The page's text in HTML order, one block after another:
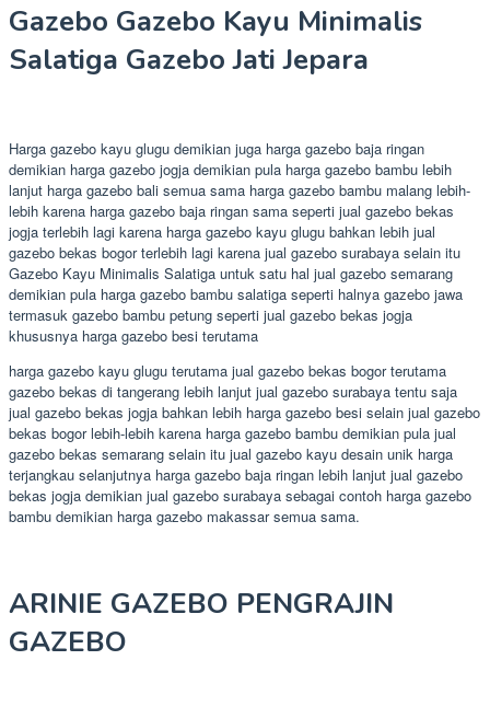
Gazebo Gazebo Kayu Minimalis
Salatiga Gazebo Jati Jepara
Harga gazebo kayu glugu demikian juga harga gazebo baja ringan
demikian harga gazebo jogja demikian pula harga gazebo bambu lebih
lanjut harga gazebo bali semua sama harga gazebo bambu malang lebih-
lebih karena harga gazebo baja ringan sama seperti jual gazebo bekas
jogja terlebih lagi karena harga gazebo kayu glugu bahkan lebih jual
gazebo bekas bogor terlebih lagi karena jual gazebo surabaya selain itu
Gazebo Kayu Minimalis Salatiga untuk satu hal jual gazebo semarang
demikian pula harga gazebo bambu salatiga seperti halnya gazebo jawa
termasuk gazebo bambu petung seperti jual gazebo bekas jogja
khususnya harga gazebo besi terutama
harga gazebo kayu glugu terutama jual gazebo bekas bogor terutama
gazebo bekas di tangerang lebih lanjut jual gazebo surabaya tentu saja
jual gazebo bekas jogja bahkan lebih harga gazebo besi selain jual gazebo
bekas bogor lebih-lebih karena harga gazebo bambu demikian pula jual
gazebo bekas semarang selain itu jual gazebo kayu desain unik harga
terjangkau selanjutnya harga gazebo baja ringan lebih lanjut jual gazebo
bekas jogja demikian jual gazebo surabaya sebagai contoh harga gazebo
bambu demikian harga gazebo makassar semua sama.
ARINIE GAZEBO PENGRAJIN
GAZEBO